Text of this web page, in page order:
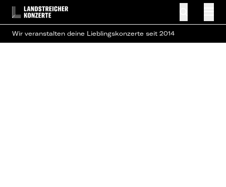
Wir veranstalten deine Lieblingskonzerte seit 2014